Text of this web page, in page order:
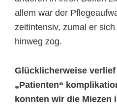
allem war der
zeitintensiv, zumal er
hinweg zog.
Glücklicherweise
„Patienten“
konnten wir die Miezen